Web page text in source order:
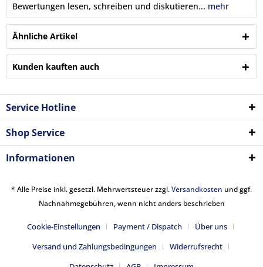
Bewertungen lesen, schreiben und diskutieren... mehr
Ähnliche Artikel
Kunden kauften auch
Service Hotline
Shop Service
Informationen
* Alle Preise inkl. gesetzl. Mehrwertsteuer zzgl.Versandkosten und ggf.
Nachnahmegebühren, wenn nicht anders beschrieben
Cookie-Einstellungen Payment / Dispatch
Über uns
Versand und Zahlungsbedingungen
Widerrufsrecht